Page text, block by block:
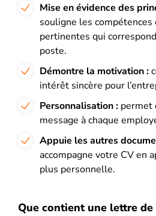
Mise en évidence des
souligne les compétences
pertinentes qui
poste.
Démontre la motivation :
intérêt sincère pour
Personnalisation : permet
message à chaque
Appuie les autres
accompagne votre CV en
plus personnelle.
Que contient une lettre